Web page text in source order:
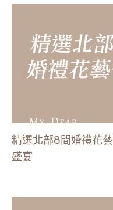
精選北部8間婚禮花
盛宴